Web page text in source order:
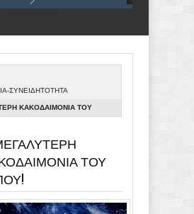
ΑΠΟ ΑΠΟΨΗ ΟΥΣΙΑΣ
ΣΥΝΕΙΔΗΤΟΤΗΤΑ
ΚΑΚΟΔΑΙΜΟΝΙΑ ΤΟΥ
ΤΟΥ